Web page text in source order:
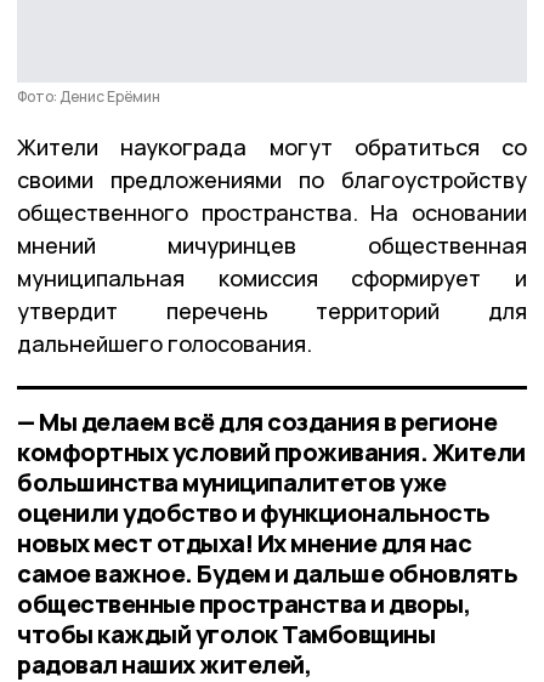
Фото: Денис Ерёмин
Жители наукограда могут обратиться со
своими предложениями по благоустройству
общественного пространства. На основании
мнений мичуринцев общественная
муниципальная комиссия сформирует и
утвердит перечень территорий для
дальнейшего голосования.
— Мы делаем всё для создания в регионе
комфортных условий проживания. Жители
большинства муниципалитетов уже
оценили удобство и функциональность
новых мест отдыха! Их мнение для нас
самое важное. Будем и дальше обновлять
общественные пространства и дворы,
чтобы каждый уголок Тамбовщины
радовал наших жителей,